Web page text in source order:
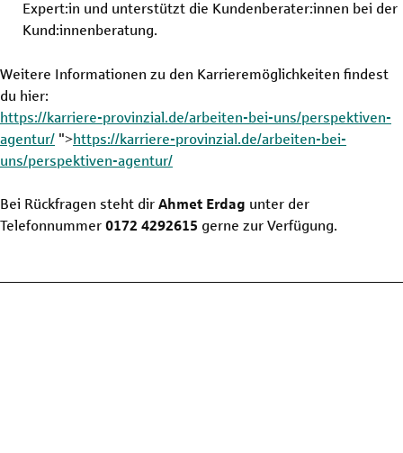
Expert:in und unterstützt die Kundenberater:innen bei der
Kund:innenberatung.
Weitere Informationen zu den Karrieremöglichkeiten findest
du hier:
https://karriere-provinzial.de/arbeiten-bei-uns/perspektiven-
agentur/ ">https://karriere-provinzial.de/arbeiten-bei-
uns/perspektiven-agentur/
Bei Rückfragen steht dir Ahmet Erdag unter der
Telefonnummer 0172 4292615 gerne zur Verfügung.